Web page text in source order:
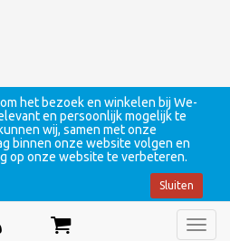
Menu
. Verzendkosten zijn afhankelijk van
en locatie
het bezoek en winkelen bij We-
en persoonlijk mogelijk te
wij, samen met onze
binnen onze website volgen en
op onze website te verbeteren.
Sluiten